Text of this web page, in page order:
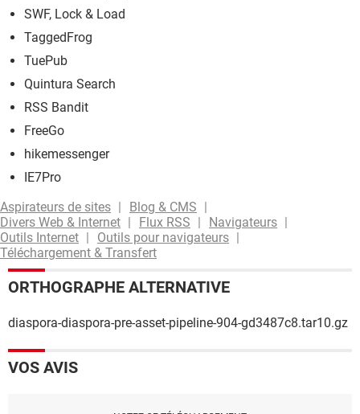
SWF, Lock & Load
TaggedFrog
TuePub
Quintura Search
RSS Bandit
FreeGo
hikemessenger
IE7Pro
Aspirateurs de sites
Blog & CMS
Divers Web & Internet
Flux RSS
Navigateurs
Outils Internet
Outils pour navigateurs
Téléchargement & Transfert
ORTHOGRAPHE ALTERNATIVE
diaspora-diaspora-pre-asset-pipeline-904-gd3487c8.tar10.gz
VOS AVIS